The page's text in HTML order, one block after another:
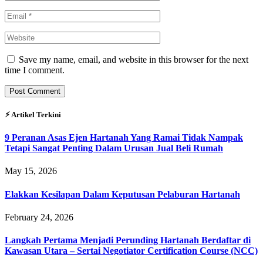
Save my name, email, and website in this browser for the next
time I comment.
⚡︎ Artikel Terkini
9 Peranan Asas Ejen Hartanah Yang Ramai Tidak Nampak
Tetapi Sangat Penting Dalam Urusan Jual Beli Rumah
May 15, 2026
Elakkan Kesilapan Dalam Keputusan Pelaburan Hartanah
February 24, 2026
Langkah Pertama Menjadi Perunding Hartanah Berdaftar di
Kawasan Utara – Sertai Negotiator Certification Course (NCC)